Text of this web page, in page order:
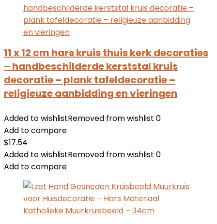
11 x 12 cm hars kruis thuis kerk decoraties
– handbeschilderde kerststal kruis
decoratie – plank tafeldecoratie –
religieuze aanbidding en vieringen
Added to wishlistRemoved from wishlist 0
Add to compare
$17.54
Added to wishlistRemoved from wishlist 0
Add to compare